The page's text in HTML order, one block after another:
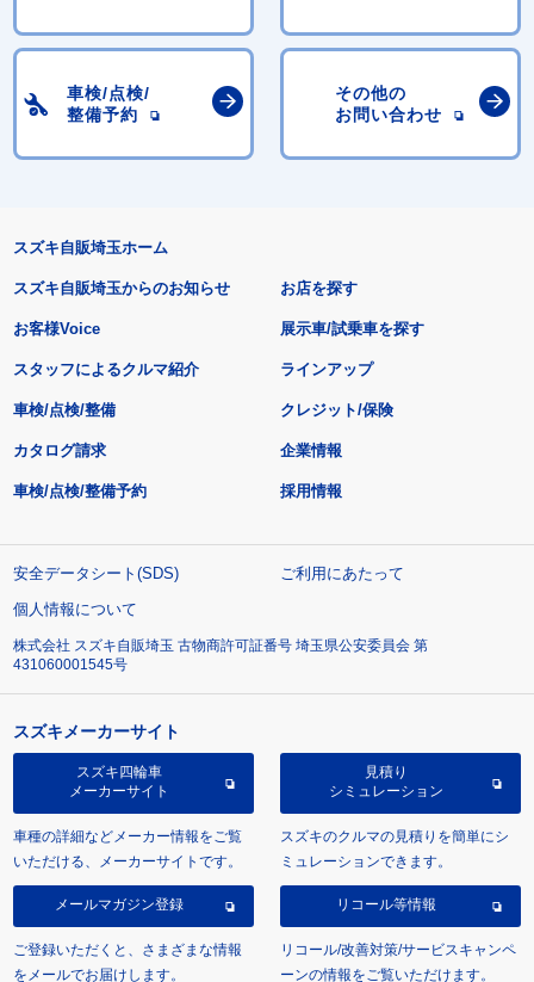
車検/点検/
整備予約
その他の
お問い合わせ
スズキ自販埼玉ホーム
スズキ自販埼玉からのお知らせ
お客様Voice
スタッフによるクルマ紹介
お店を探す
展示車/試乗車を探す
ラインアップ
車検/点検/整備 クレジット/保険
カタログ請求
車検/点検/整備予約
企業情報
採用情報
安全データシート(SDS)
ご利用にあたって
個人情報について
株式会社 スズキ自販埼玉 古物商許可証番号 埼玉県公安委員会 第
431060001545号
スズキメーカーサイト
スズキ四輪車
メーカーサイト
車種の詳細などメーカー情報をご覧
いただける、メーカーサイトです。
見積り
シミュレーション
スズキのクルマの見積りを簡単にシ
ミュレーションできます。
メールマガジン登録
ご登録いただくと、さまざまな情報
をメールでお届けします。
リコール等情報
リコール/改善対策/サービスキャンペ
ーンの情報をご覧いただけます。